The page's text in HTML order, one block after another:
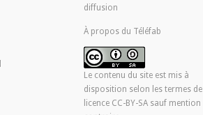
diffusion
À propos du Téléfab
Le contenu du site est mis à
disposition selon les termes
licence CC-BY-SA sauf mention